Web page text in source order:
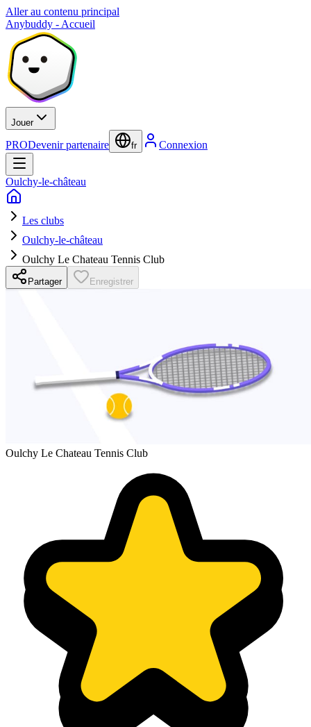
Aller au contenu principal
Anybuddy - Accueil
Jouer
PRODevenir partenaire fr Connexion
Oulchy-le-château
Les clubs
Oulchy-le-château
Oulchy Le Chateau Tennis Club
Partager Enregistrer
Oulchy Le Chateau Tennis Club